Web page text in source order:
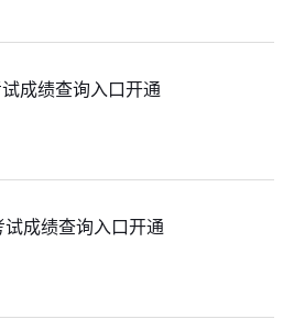
成绩查询入口开通
成绩查询入口开通